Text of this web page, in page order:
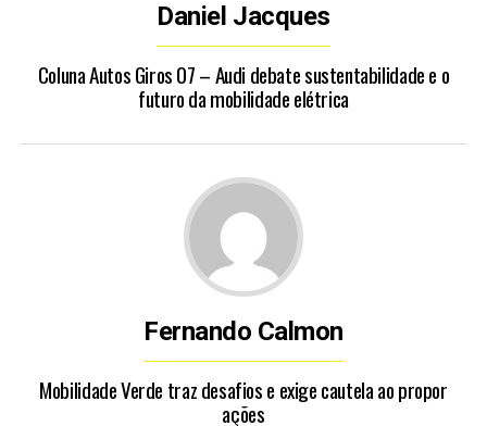
Daniel Jacques
Coluna Autos Giros 07 – Audi debate sustentabilidade e o
futuro da mobilidade elétrica
Fernando Calmon
Mobilidade Verde traz desafios e exige cautela ao propor
ações